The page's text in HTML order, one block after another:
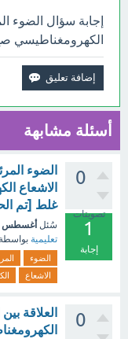
إجابة سؤال الضوء
الكهرومغناطيسي
أسئلة مشابهة
0
تصويتات
1
إجابة
الضوء
الاشعاع
غلط [تم
سُئل أغسطس 9، 2025
تعليمية بواسطة
الضوء
الاشعاع
0
العلاقة